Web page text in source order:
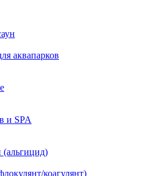
аквапарков
и SPA
(альгицид)
коагулянт)